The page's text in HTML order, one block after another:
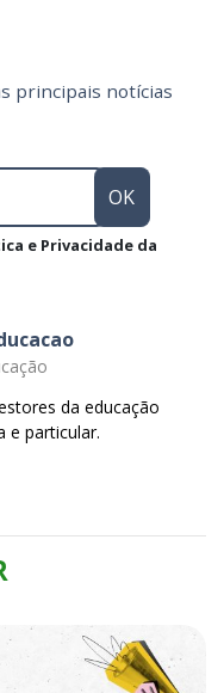
principais notícias
e Privacidade da
da educação
e particular.